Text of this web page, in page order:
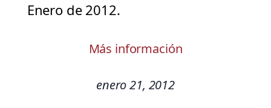
Enero de 2012.
Más información
enero 21, 2012